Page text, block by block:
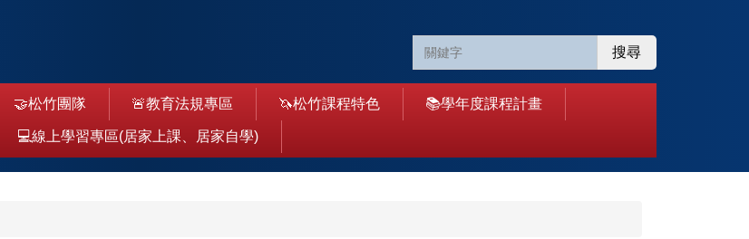
搜尋
🤝松竹團隊 🚨教育法規專區 🦄松竹課程特色 📚學年度課程計畫
💻線上學習專區(居家上課、居家自學)